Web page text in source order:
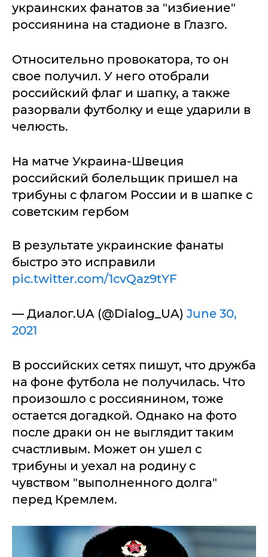
украинских фанатов за "избиение"
россиянина на стадионе в Глазго.
Относительно провокатора, то он
свое получил. У него отобрали
российский флаг и шапку, а также
разорвали футболку и еще ударили в
челюсть.
На матче Украина-Швеция
российский болельщик пришел на
трибуны с флагом России и в шапке с
советским гербом
В результате украинские фанаты
быстро это исправили
pic.twitter.com/1cvQaz9tYF
— Диалог.UA (@Dialog_UA) June 30,
2021
В российских сетях пишут, что дружба
на фоне футбола не получилась. Что
произошло с россиянином, тоже
остается догадкой. Однако на фото
после драки он не выглядит таким
счастливым. Может он ушел с
трибуны и уехал на родину с
чувством "выполненного долга"
перед Кремлем.